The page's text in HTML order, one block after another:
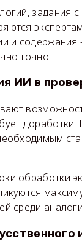
задания
и
точно.
ИИ в
обработки
среди